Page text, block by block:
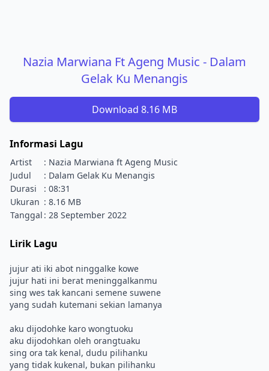
Nazia Marwiana Ft Ageng Music - Dalam
Gelak Ku Menangis
Download 8.16 MB
Informasi Lagu
Artist
: Nazia Marwiana ft Ageng Music
Judul
: Dalam Gelak Ku Menangis
Durasi
: 08:31
Ukuran : 8.16 MB
Tanggal : 28 September 2022
Lirik Lagu
jujur ati iki abot ninggalke kowe
jujur hati ini berat meninggalkanmu
sing wes tak kancani semene suwene
yang sudah kutemani sekian lamanya
aku dijodohke karo wongtuoku
aku dijodohkan oleh orangtuaku
sing ora tak kenal, dudu pilihanku
yang tidak kukenal, bukan pilihanku